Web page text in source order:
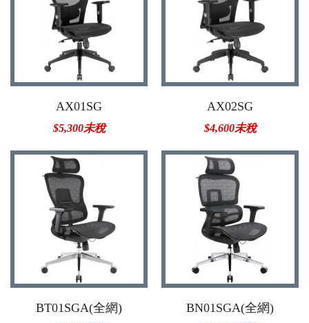
AX01SG
$5,300未稅
AX02SG
$4,600未稅
BT01SGA(全網) BN01SGA(全網)